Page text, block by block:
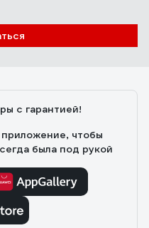
с гарантией!
чтобы
была под рукой